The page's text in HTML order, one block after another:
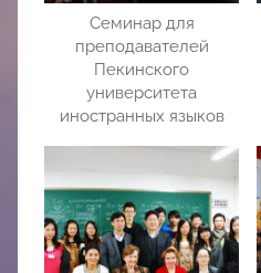
Семинар для
преподавателей
Пекинского
университета
иностранных языков